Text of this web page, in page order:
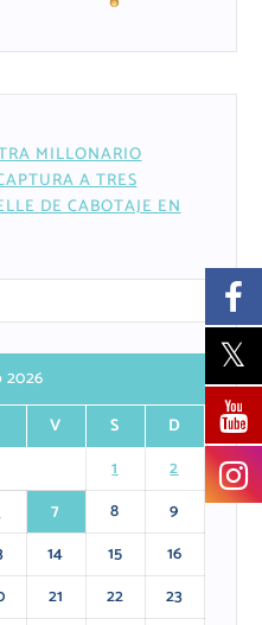
MILLONARIO
A TRES
DE CABOTAJE EN
2026
V S
D
1
2
7 8
9
14 15
16
21 22
23